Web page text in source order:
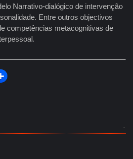
Narrativo-dialógico de intervenção
Entre outros objectivos
competências metacognitivas de